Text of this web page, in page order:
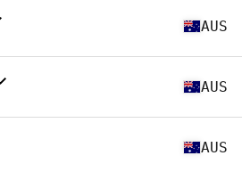
AUS
AUS
AUS